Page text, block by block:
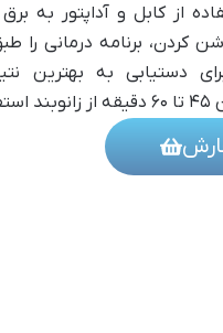
از کابل و آداپتور به
کردن، برنامه درمانی را
دستیابی به بهترین